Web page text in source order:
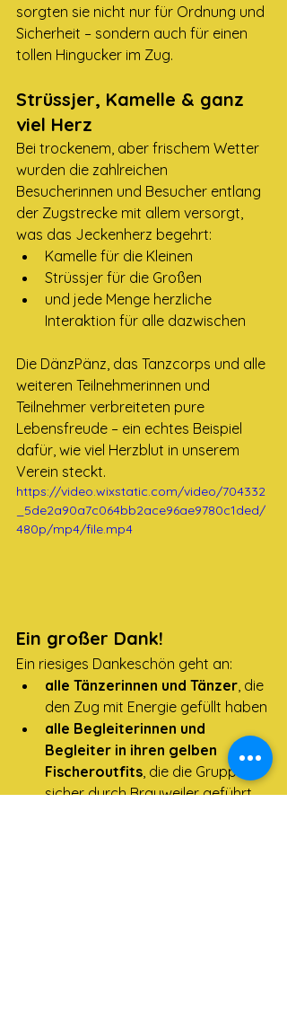
sorgten sie nicht nur für Ordnung und
Sicherheit – sondern auch für einen
tollen Hingucker im Zug.
Strüssjer, Kamelle & ganz
viel Herz
Bei trockenem, aber frischem Wetter
wurden die zahlreichen
Besucherinnen und Besucher entlang
der Zugstrecke mit allem versorgt,
was das Jeckenherz begehrt:
Kamelle für die Kleinen
Strüssjer für die Großen
und jede Menge herzliche
Interaktion für alle dazwischen
Die DänzPänz, das Tanzcorps und alle
weiteren Teilnehmerinnen und
Teilnehmer verbreiteten pure
Lebensfreude – ein echtes Beispiel
dafür, wie viel Herzblut in unserem
Verein steckt.
https://video.wixstatic.com/video/704332
_5de2a90a7c064bb2ace96ae9780c1ded/
480p/mp4/file.mp4
Ein großer Dank!
Ein riesiges Dankeschön geht an:
alle Tänzerinnen und Tänzer , die
den Zug mit Energie gefüllt haben
alle Begleiterinnen und
Begleiter in ihren gelben
Fischeroutfits , die die Gruppe
sicher durch Brauweiler geführt